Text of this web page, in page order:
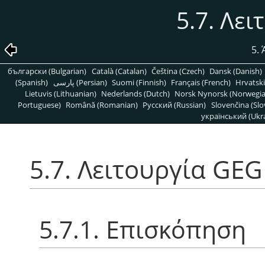
5.7.
5.
български (Bulgarian) Català (Catalan) Čeština (Czech) Dansk (Danish)
(Spanish)
پارسی (Persian) Suomi (Finnish) Français (French)
Lietuvis (Lithuanian) Nederlands (Dutch) Norsk Nynorsk
Portuguese) Română (Romanian) Pусский (Russian) Slovenčina
український
5.7. Λειτουργία
5.7.1. Επισκόπηση